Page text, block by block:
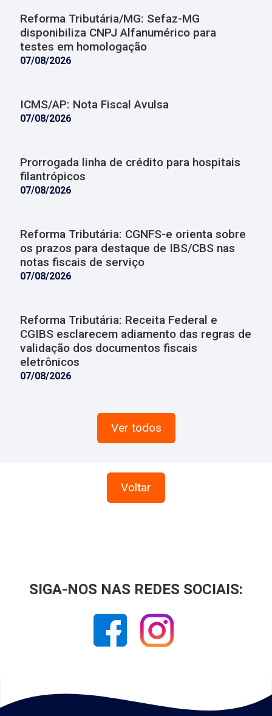
Reforma Tributária/MG: Sefaz-MG
disponibiliza CNPJ Alfanumérico para
testes em homologação
07/08/2026
ICMS/AP: Nota Fiscal Avulsa
07/08/2026
Prorrogada linha de crédito para hospitais
filantrópicos
07/08/2026
Reforma Tributária: CGNFS-e orienta sobre
os prazos para destaque de IBS/CBS nas
notas fiscais de serviço
07/08/2026
Reforma Tributária: Receita Federal e
CGIBS esclarecem adiamento das regras de
validação dos documentos fiscais
eletrônicos
07/08/2026
Ver todos
Voltar
SIGA-NOS NAS REDES SOCIAIS: